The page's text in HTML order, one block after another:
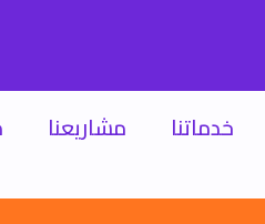
خدماتنا مشاريعنا